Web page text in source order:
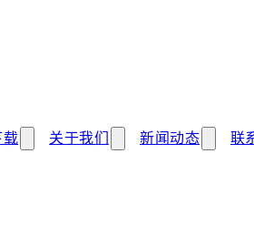
载 关于我们 新闻动态 联